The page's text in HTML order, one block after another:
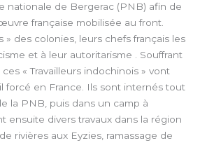
nationale de Bergerac (PNB) afin de
française mobilisée au front.
» des colonies, leurs chefs français les
et à leur autoritarisme . Souffrant
« Travailleurs indochinois » vont
forcé en France. Ils sont internés tout
la PNB, puis dans un camp à
ensuite divers travaux dans la région
rivières aux Eyzies, ramassage de